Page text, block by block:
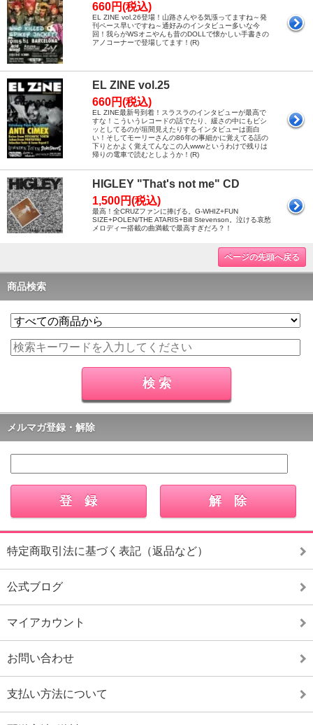
660円(税込)
EL ZINE vol.26登場！山路さんやる気漲ってますね～発
刊ペース早いですね～通好みのインタビュー多いな今
回！我らがWSオニやんも昔のDOLLで懐かしい手書きの
アノコーナーで登場してます！(R)
EL ZINE vol.25
660円(税込)
EL ZINE最新号到着！スラスラのインタビューが最高で
すな！こういうレコードの話でたり、緩さの中にもビシ
ッとしてるのが垣間見えたりするインタビューは面白
い！そしてモーリーさんの86年の事細かに覚えてる話の
下りとかよく覚えてんなこの人wwwというわけで残りは
帰りの電車で読むとしようか！(R)
HIGLEY "That's not me" CD
1,500円(税込)
最高！全CRUZファンに捧げる。G-WHIZ+FUN
SIZE+POLEN/THE ATARIS+Bill Stevenson。泣ける哀愁
メロディー搭載の曲満載で最高すぎだろ？！
ページの先頭へ戻る
商品検索
メルマガ登録・解除
特定商取引法に基づく表記（返品など）
公式ブログ
マイアカウント
お問い合わせ
支払い方法について